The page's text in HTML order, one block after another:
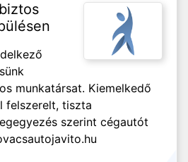
munkatársat. Kiemelkedő
felszerelt, tiszta
szerint cégautót